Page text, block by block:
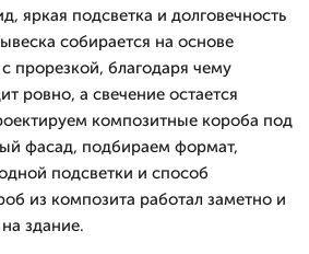
яркая подсветка и долговечность
собирается на основе
прорезкой, благодаря чему
ровно, а свечение остается
композитные короба под
фасад, подбираем формат,
подсветки и способ
из композита работал заметно и
здание.